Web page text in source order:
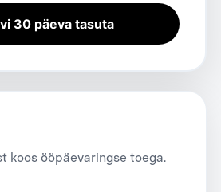
30 päeva tasuta
koos ööpäevaringse toega.